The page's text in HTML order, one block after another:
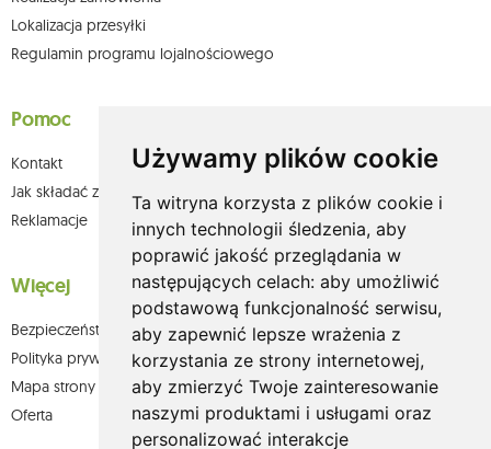
Używamy plików cookie
Ta witryna korzysta z plików cookie i
innych technologii śledzenia, aby
poprawić jakość przeglądania w
następujących celach: aby umożliwić
podstawową funkcjonalność serwisu,
aby zapewnić lepsze wrażenia z
korzystania ze strony internetowej,
aby zmierzyć Twoje zainteresowanie
naszymi produktami i usługami oraz
personalizować interakcje
Lokalizacja przesyłki
Regulamin programu lojalnościowego
Pomoc
Kontakt
Jak składać zamówienia w sklepie olium.pl?
Reklamacje
Więcej
Bezpieczeństwo płatności
Polityka prywatności
Mapa strony
Oferta